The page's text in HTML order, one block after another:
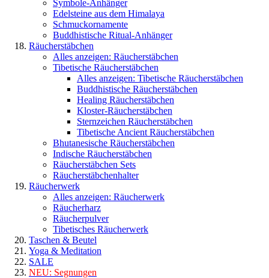
Symbole-Anhänger
Edelsteine aus dem Himalaya
Schmuckornamente
Buddhistische Ritual-Anhänger
Räucherstäbchen
Alles anzeigen: Räucherstäbchen
Tibetische Räucherstäbchen
Alles anzeigen: Tibetische Räucherstäbchen
Buddhistische Räucherstäbchen
Healing Räucherstäbchen
Kloster-Räucherstäbchen
Sternzeichen Räucherstäbchen
Tibetische Ancient Räucherstäbchen
Bhutanesische Räucherstäbchen
Indische Räucherstäbchen
Räucherstäbchen Sets
Räucherstäbchenhalter
Räucherwerk
Alles anzeigen: Räucherwerk
Räucherharz
Räucherpulver
Tibetisches Räucherwerk
Taschen & Beutel
Yoga & Meditation
SALE
NEU: Segnungen